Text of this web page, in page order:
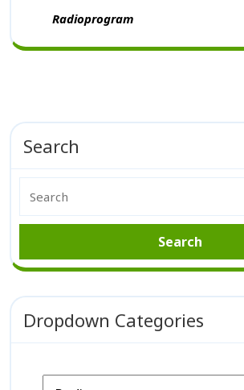
Radioprogram
Search
Dropdown Categories